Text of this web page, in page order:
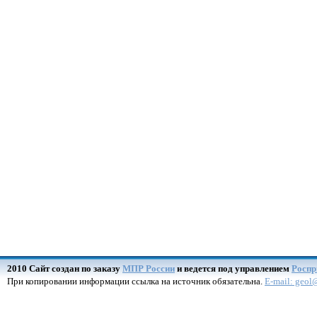
2010 Сайт создан по заказу МПР России и ведется под управлением
При копировании информации ссылка на источник обязательна. E-mail: